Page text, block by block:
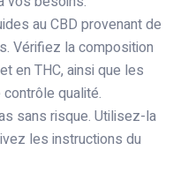
au CBD provenant de
Vérifiez la composition
en THC, ainsi que les
qualité.
sans risque. Utilisez-la
les instructions du